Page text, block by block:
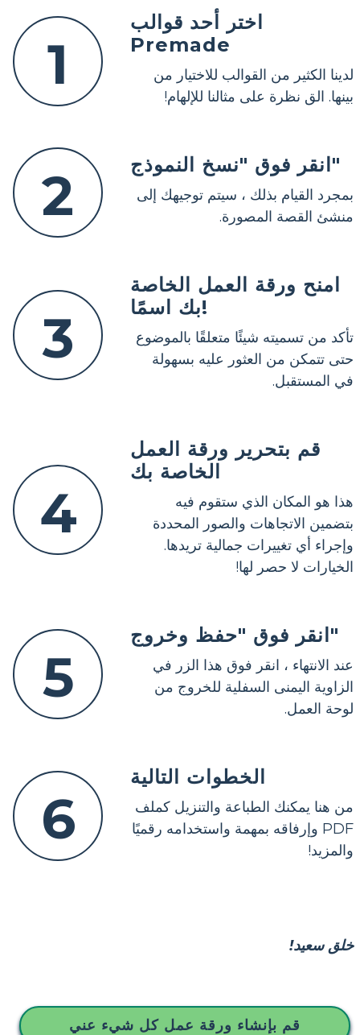
1
اختر أحد قوالب
Premade
لدينا الكثير من القوالب للاختيار من
بينها. الق نظرة على مثالنا للإلهام!
2 انقر فوق "نسخ النموذج"
بمجرد القيام بذلك ، سيتم توجيهك إلى
منشئ القصة المصورة.
3
امنح ورقة العمل الخاصة
بك اسمًا!
تأكد من تسميته شيئًا متعلقًا بالموضوع
حتى تتمكن من العثور عليه بسهولة
في المستقبل.
4
قم بتحرير ورقة العمل
الخاصة بك
هذا هو المكان الذي ستقوم فيه
بتضمين الاتجاهات والصور المحددة
وإجراء أي تغييرات جمالية تريدها.
الخيارات لا حصر لها!
5
انقر فوق "حفظ وخروج"
عند الانتهاء ، انقر فوق هذا الزر في
الزاوية اليمنى السفلية للخروج من
لوحة العمل.
6
الخطوات التالية
من هنا يمكنك الطباعة والتنزيل كملف
PDF وإرفاقه بمهمة واستخدامه رقميًا
والمزيد!
خلق سعيد!
قم بإنشاء ورقة عمل كل شيء عني